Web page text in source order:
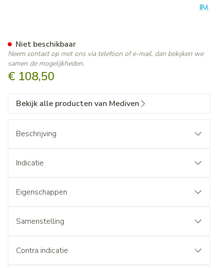
€ 108,50
Niet beschikbaar
Neem contact op met ons via telefoon of e-mail, dan bekijken we
samen de mogelijkheden.
Bekijk alle producten van Mediven
Beschrijving
Indicatie
Eigenschappen
Samenstelling
Contra indicatie